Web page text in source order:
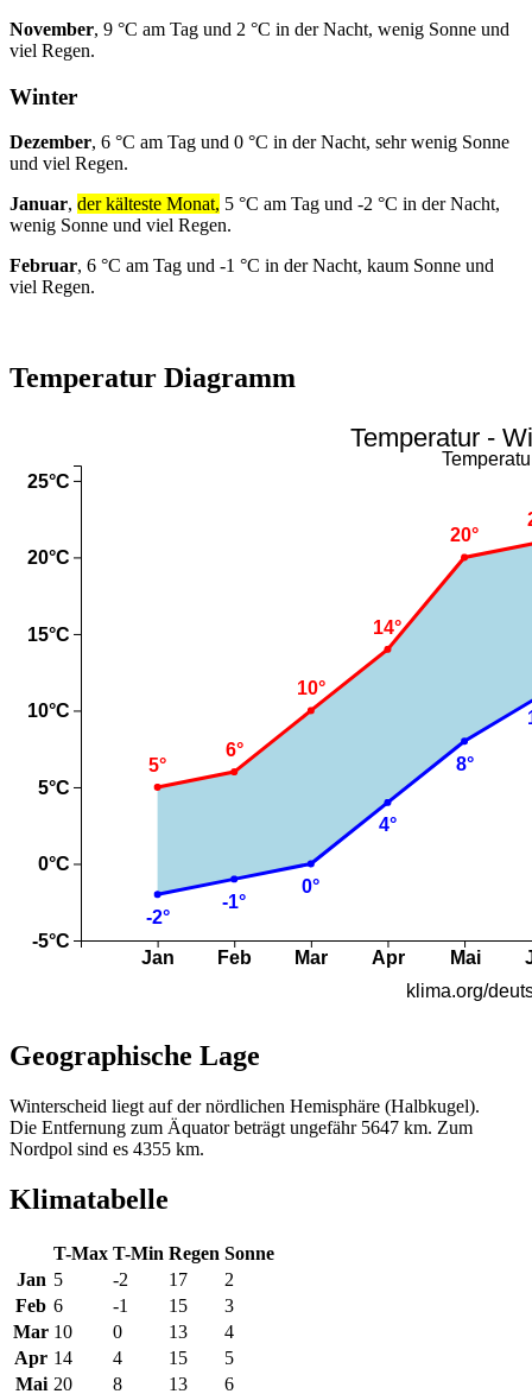
November, 9 °C am Tag und 2 °C in der Nacht, wenig Sonne und
viel Regen.
Winter
Dezember, 6 °C am Tag und 0 °C in der Nacht, sehr wenig Sonne
und viel Regen.
Januar, der kälteste Monat, 5 °C am Tag und -2 °C in der Nacht,
wenig Sonne und viel Regen.
Februar, 6 °C am Tag und -1 °C in der Nacht, kaum Sonne und
viel Regen.
Temperatur Diagramm
Geographische Lage
Winterscheid liegt auf der nördlichen Hemisphäre (Halbkugel).
Die Entfernung zum Äquator beträgt ungefähr 5647 km. Zum
Nordpol sind es 4355 km.
Klimatabelle
T-Max T-Min Regen Sonne
Jan 5 -2 17
2
Feb 6 -1 15
3
Mar 10 0 13
4
Apr 14 4 15
5
Mai 20 8 13 6